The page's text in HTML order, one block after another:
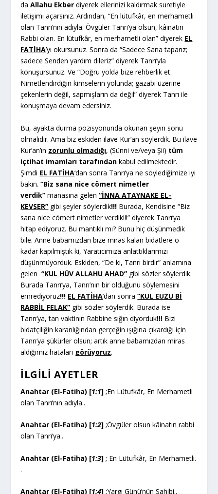
daAllahu Ekber diyerek ellerinizi kaldırmak suretiyle
iletişimi açarsınız. Ardından, “En lütufkâr, en merhametli
olan Tanrı’nın adıyla. Övgüler Tanrı’ya olsun, kâinatın
Rabbi olan. En lütufkâr, en merhametli olan” diyerek EL
FATİHA’yı okursunuz. Sonra da “Sadece Sana taparız;
sadece Senden yardım dileriz” diyerek Tanrı’yla
konuşursunuz. Ve “Doğru yolda bize rehberlik et.
Nimetlendirdiğin kimselerin yolunda; gazabı üzerine
çekenlerin değil, sapmışların da değil” diyerek Tanrı ile
konuşmaya devam edersiniz.
Bu, ayakta durma pozisyonunda okunan şeyin sonu
olmalıdır. Ama biz eskiden ilave Kur’an söylerdik. Bu ilave
Kur’an’ın zorunlu olmadığı, (Sünni ve/veya Şii) tüm
içtihat imamları tarafından kabul edilmektedir.
Şimdi EL FATİHA‘dan sonra Tanrı’ya ne söylediğimize iyi
bakın.“Biz sana nice cömert nimetler
verdik” manasına gelen“İNNA ATAYNAKE EL-
KEVSER” gibi şeyler söylerdik!!! Burada, Kendisine “Biz
sana nice cömert nimetler verdik!!!” diyerek Tanrı’ya
hitap ediyoruz. Bu mantıklı mı? Bunu hiç düşünmedik
bile. Anne babamızdan bize miras kalan bidatlere o
kadar kapılmıştık ki, Yaratıcımıza anlattıklarımızı
düşünmüyorduk. Eskiden, “De ki, Tanrı birdir” anlamına
gelen“KUL HÜV ALLAHU AHAD” gibi sözler söylerdik.
Burada Tanrı’ya, Tanrı’nın bir olduğunu söylemesini
emrediyoruz!!! EL FATİHA’dan sonra“KUL EUZU Bİ
RABBİL FELAK” gibi sözler söylerdik. Burada ise
Tanrı’ya, tan vaktinin Rabbine sığın diyorduk!!! Bizi
bidatçiliğin karanlığından gerçeğin ışığına çıkardığı için
Tanrı’ya şükürler olsun; artık anne babamızdan miras
aldığımız hataları görüyoruz.
İLGILI AYETLER
Anahtar (El-Fatiha) [1:1] ;En Lütufkâr, En Merhametli
olan Tanrı’nın adıyla..
Anahtar (El-Fatiha) [1:2] ;Övgüler olsun kâinatın rabbi
olan Tanrı’ya..
Anahtar (El-Fatiha) [1:3] ; En Lütufkâr, En Merhametli.
.
Anahtar (El-Fatiha) [1:4] ;Yargı Günü’nün Sahibi..